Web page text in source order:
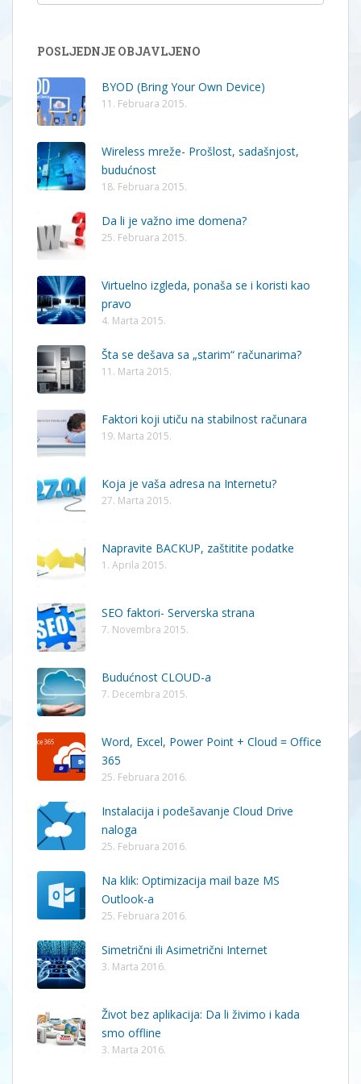
POSLJEDNJE OBJAVLJENO
BYOD (Bring Your Own Device)
11. Februara 2015.
Wireless mreže- Prošlost, sadašnjost,
budućnost
18. Februara 2015.
Da li je važno ime domena?
25. Februara 2015.
Virtuelno izgleda, ponaša se i koristi kao
pravo
4. Marta 2015.
Šta se dešava sa „starim“ računarima?
11. Marta 2015.
Faktori koji utiču na stabilnost računara
19. Marta 2015.
Koja je vaša adresa na Internetu?
27. Marta 2015.
Napravite BACKUP, zaštitite podatke
1. Aprila 2015.
SEO faktori- Serverska strana
7. Novembra 2015.
Budućnost CLOUD-a
7. Decembra 2015.
Word, Excel, Power Point + Cloud = Office
365
25. Februara 2016.
Instalacija i podešavanje Cloud Drive
naloga
25. Februara 2016.
Na klik: Optimizacija mail baze MS
Outlook-a
25. Februara 2016.
Simetrični ili Asimetrični Internet
3. Marta 2016.
Život bez aplikacija: Da li živimo i kada
smo offline
3. Marta 2016.